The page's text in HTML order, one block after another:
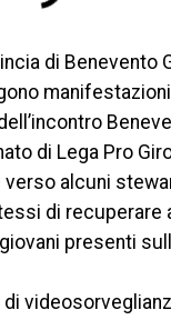
di Benevento
di Lega Pro
alcuni
di recuperare
presenti